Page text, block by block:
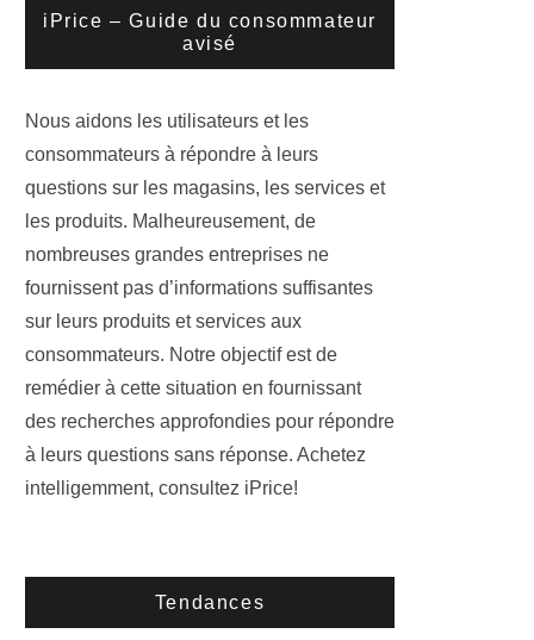
iPrice – Guide du consommateur
avisé
Nous aidons les utilisateurs et les
consommateurs à répondre à leurs
questions sur les magasins, les services et
les produits. Malheureusement, de
nombreuses grandes entreprises ne
fournissent pas d’informations suffisantes
sur leurs produits et services aux
consommateurs. Notre objectif est de
remédier à cette situation en fournissant
des recherches approfondies pour répondre
à leurs questions sans réponse. Achetez
intelligemment, consultez iPrice!
Tendances